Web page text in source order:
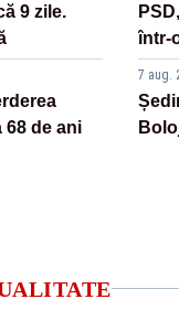
9 zile.
68 de ani
într-
7 aug.